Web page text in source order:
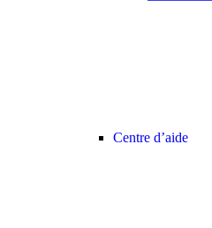
Centre d’aide